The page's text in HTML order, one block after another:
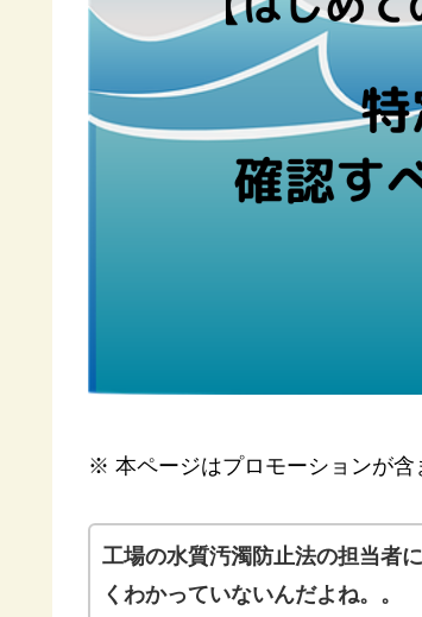
※ 本ページはプロモーションが含
工場の水質汚濁防止法の担当者
くわかっていないんだよね。。